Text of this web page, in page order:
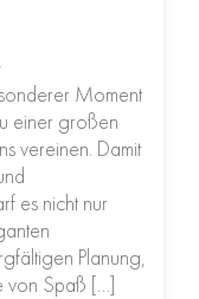
Moment
einer großen
vereinen. Damit
es nicht nur
Planung,
von Spaß […]